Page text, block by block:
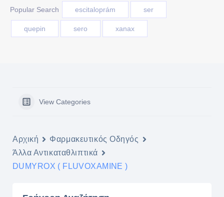
Popular Search escitaloprám ser
quepin sero xanax
View Categories
Αρχική
Φαρμακευτικός Οδηγός
Άλλα Αντικαταθλιπτικά
DUMYROX ( FLUVOXAMINE )